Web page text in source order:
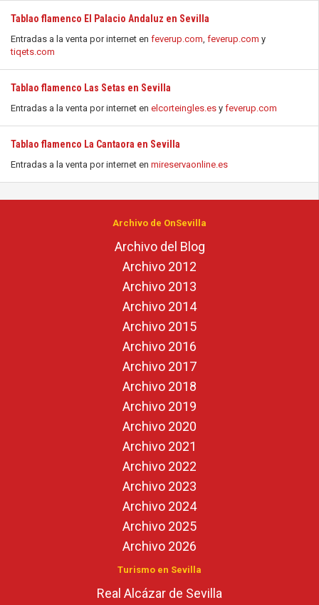
Tablao flamenco El Palacio Andaluz en Sevilla
Entradas a la venta por internet en feverup.com, feverup.com y
tiqets.com
Tablao flamenco Las Setas en Sevilla
Entradas a la venta por internet en elcorteingles.es y feverup.com
Tablao flamenco La Cantaora en Sevilla
Entradas a la venta por internet en mireservaonline.es
Archivo de OnSevilla
Archivo del Blog
Archivo 2012
Archivo 2013
Archivo 2014
Archivo 2015
Archivo 2016
Archivo 2017
Archivo 2018
Archivo 2019
Archivo 2020
Archivo 2021
Archivo 2022
Archivo 2023
Archivo 2024
Archivo 2025
Archivo 2026
Turismo en Sevilla
Real Alcázar de Sevilla